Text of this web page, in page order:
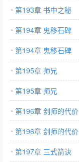
第193章 书中之秘
第194章 鬼移石碑
第194章 鬼移石碑
第195章 师兄
第195章 师兄
第196章 剑师的代价
第196章 剑师的代价
第197章 三式箭诀